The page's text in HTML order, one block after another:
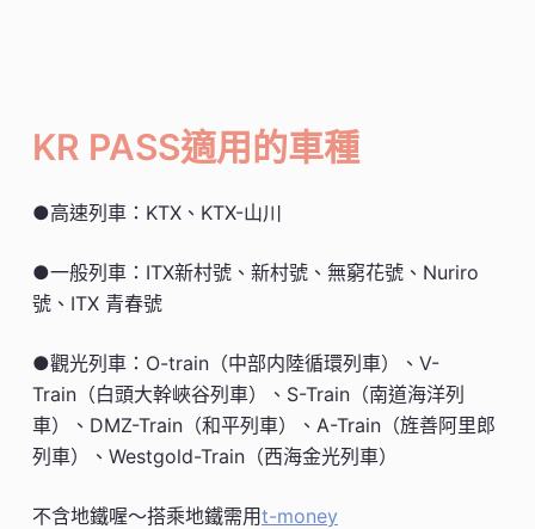
KR PASS適用的車種
●高速列車：KTX、KTX-山川
●一般列車：ITX新村號、新村號、無窮花號、Nuriro
號、ITX 青春號
●觀光列車：O-train（中部内陸循環列車）、V-
Train（白頭大幹峽谷列車）、S-Train（南道海洋列
車）、DMZ-Train（和平列車）、A-Train（旌善阿里郎
列車）、Westgold-Train（西海金光列車）
不含地鐵喔～搭乘地鐵需用t-money